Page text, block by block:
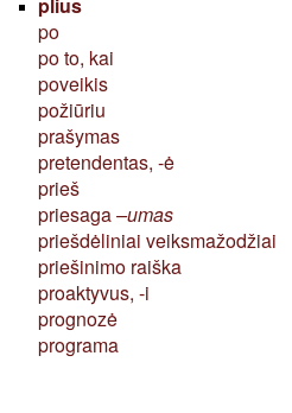
po
po to, kai
poveikis
požiūriu
prašymas
pretendentas, -ė
prieš
priesaga–umas
priešdėliniai veiksmažodžiai
priešinimo raiška
proaktyvus, -i
prognozė
programa